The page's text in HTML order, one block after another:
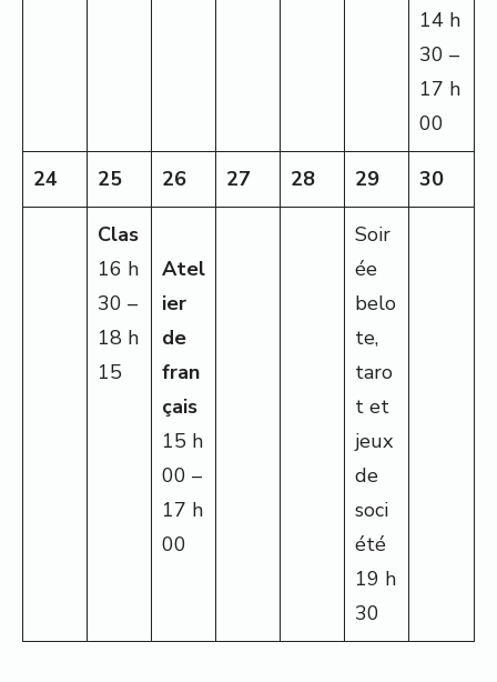
14 h
30 –
17 h
00
24 25 26 27 28 29 30
Clas
16 h
30 –
18 h
15
Atel
ier
de
fran
çais
15 h
00 –
17 h
00
Soir
ée
belo
te,
taro
t et
jeux
de
soci
été
19 h
30